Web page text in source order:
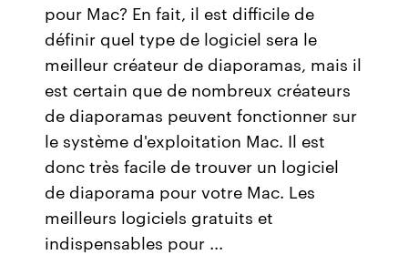
pour Mac? En fait, il est difficile de
définir quel type de logiciel sera le
meilleur créateur de diaporamas, mais il
est certain que de nombreux créateurs
de diaporamas peuvent fonctionner sur
le système d'exploitation Mac. Il est
donc très facile de trouver un logiciel
de diaporama pour votre Mac. Les
meilleurs logiciels gratuits et
indispensables pour ...